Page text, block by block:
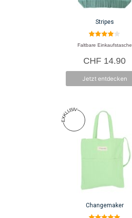
Stripes
4.00
von 5
Faltbare Einkaufstasche
CHF 14.90
Jetzt entdecken
Changemaker